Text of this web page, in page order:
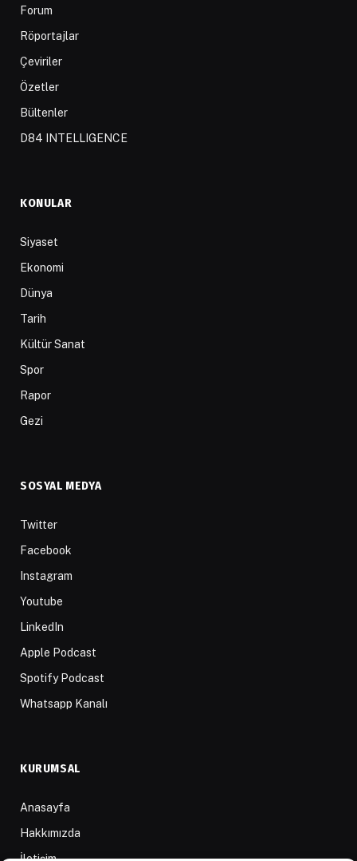
Forum
Röportajlar
Çeviriler
Özetler
Bültenler
D84 INTELLIGENCE
KONULAR
Siyaset
Ekonomi
Dünya
Tarih
Kültür Sanat
Spor
Rapor
Gezi
SOSYAL MEDYA
Twitter
Facebook
Instagram
Youtube
LinkedIn
Apple Podcast
Spotify Podcast
Whatsapp Kanalı
KURUMSAL
Anasayfa
Hakkımızda
İletişim